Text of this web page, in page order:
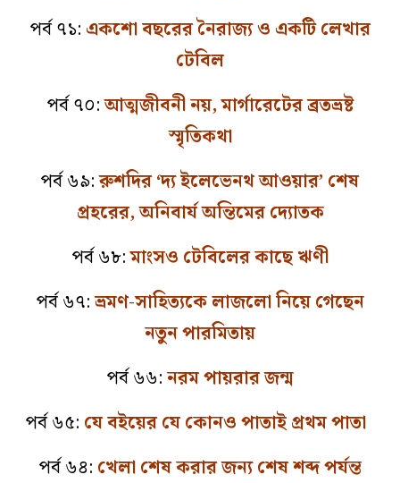
পর্ব ৭১: একশো বছরের নৈরাজ্য ও একটি লেখার
টেবিল
পর্ব ৭০:আত্মজীবনী নয়, মার্গারেটের ব্রতভ্রষ্ট
স্মৃতিকথা
পর্ব ৬৯:রুশদির ‘দ্য ইলেভেনথ আওয়ার’ শেষ
প্রহরের, অনিবার্য অন্তিমের দ্যোতক
পর্ব ৬৮:মাংসও টেবিলের কাছে ঋণী
পর্ব ৬৭:ভ্রমণ-সাহিত্যকে লাজলো নিয়ে গেছেন
নতুন পারমিতায়
পর্ব ৬৬:নরম পায়রার জন্ম
পর্ব ৬৫: যে বইয়ের যে কোনও পাতাই প্রথম পাতা
পর্ব ৬৪: খেলা শেষ করার জন্য শেষ শব্দ পর্যন্ত